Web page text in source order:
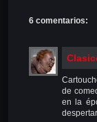
6 comentarios:
de
en la